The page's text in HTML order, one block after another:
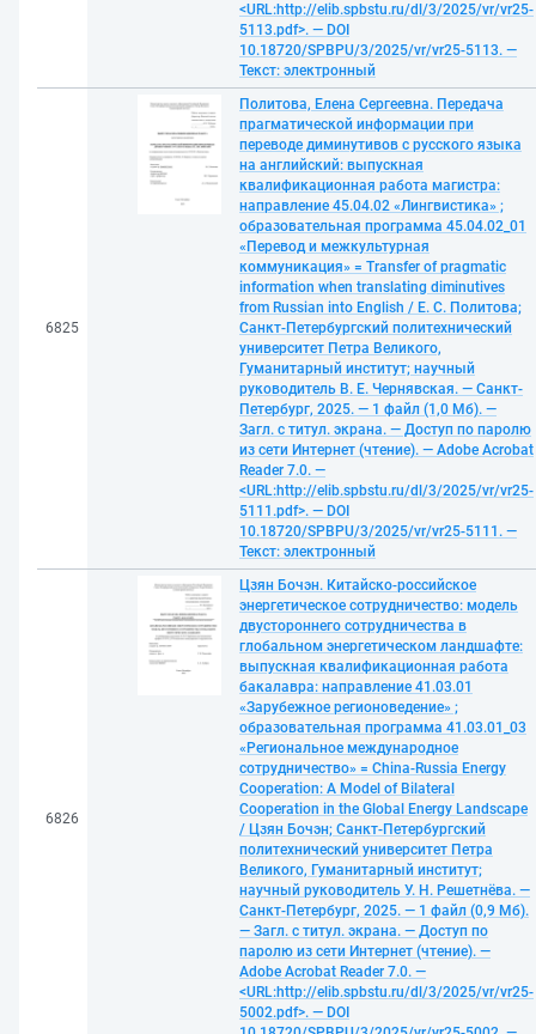
<URL:http://elib.spbstu.ru/dl/3/2025/vr/vr25-
5113.pdf>. — DOI
10.18720/SPBPU/3/2025/vr/vr25-5113. —
Текст: электронный
6825
Политова, Елена Сергеевна. Передача
прагматической информации при
переводе диминутивов с русского языка
на английский: выпускная
квалификационная работа магистра:
направление 45.04.02 «Лингвистика» ;
образовательная программа 45.04.02_01
«Перевод и межкультурная
коммуникация» = Transfer of pragmatic
information when translating diminutives
from Russian into English / Е. С. Политова;
Санкт-Петербургский политехнический
университет Петра Великого,
Гуманитарный институт; научный
руководитель В. Е. Чернявская. — Санкт-
Петербург, 2025. — 1 файл (1,0 Мб). —
Загл. с титул. экрана. — Доступ по паролю
из сети Интернет (чтение). — Adobe Acrobat
Reader 7.0. —
<URL:http://elib.spbstu.ru/dl/3/2025/vr/vr25-
5111.pdf>. — DOI
10.18720/SPBPU/3/2025/vr/vr25-5111. —
Текст: электронный
6826
Цзян Бочэн. Китайско-российское
энергетическое сотрудничество: модель
двустороннего сотрудничества в
глобальном энергетическом ландшафте:
выпускная квалификационная работа
бакалавра: направление 41.03.01
«Зарубежное регионоведение» ;
образовательная программа 41.03.01_03
«Региональное международное
сотрудничество» = China-Russia Energy
Cooperation: A Model of Bilateral
Cooperation in the Global Energy Landscape
/ Цзян Бочэн; Санкт-Петербургский
политехнический университет Петра
Великого, Гуманитарный институт;
научный руководитель У. Н. Решетнёва. —
Санкт-Петербург, 2025. — 1 файл (0,9 Мб).
— Загл. с титул. экрана. — Доступ по
паролю из сети Интернет (чтение). —
Adobe Acrobat Reader 7.0. —
<URL:http://elib.spbstu.ru/dl/3/2025/vr/vr25-
5002.pdf>. — DOI